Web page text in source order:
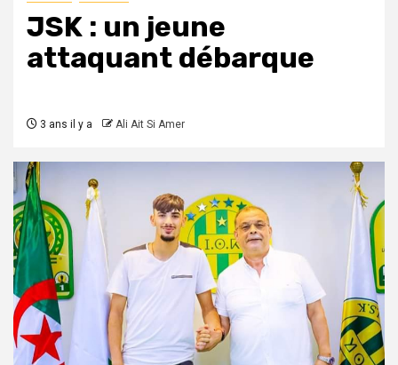
JSK : un jeune
attaquant débarque
3 ans il y a Ali Ait Si Amer